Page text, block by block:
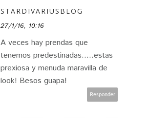
STARDIVARIUSBLOG
27/1/16, 10:16
A veces hay prendas que
tenemos predestinadas.....estas
prexiosa y menuda maravilla de
look! Besos guapa!
Responder